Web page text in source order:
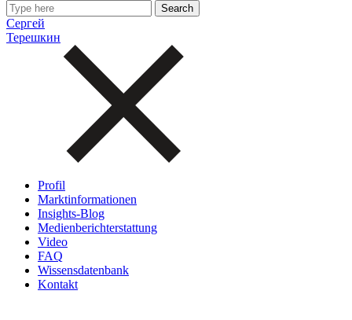
Сергей
Терешкин
Profil
Marktinformationen
Insights-Blog
Medienberichterstattung
Video
FAQ
Wissensdatenbank
Kontakt